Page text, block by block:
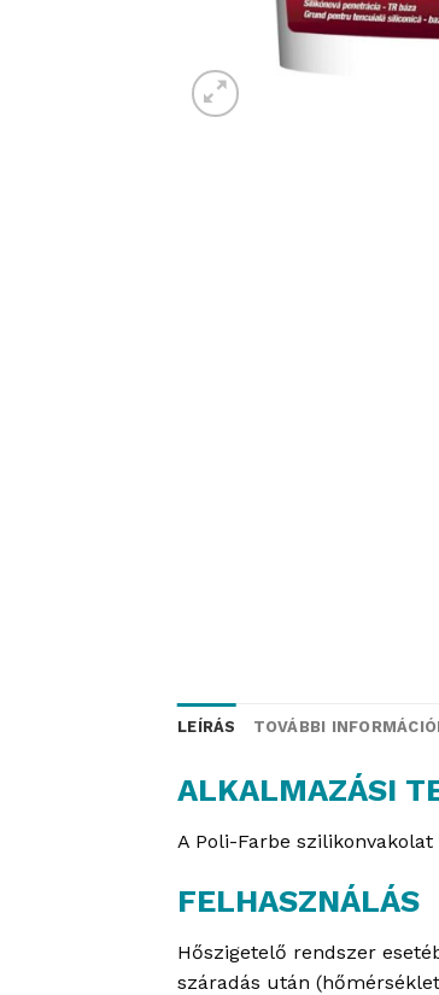
LEÍRÁS TOVÁBBI
ALKALMAZÁSI
A Poli-Farbe
FELHASZNÁLÁS
Hőszigetelő rendszer
száradás után